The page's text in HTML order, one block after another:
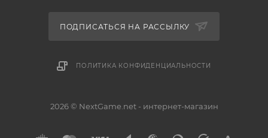
ПОДПИСАТЬСЯ НА РАССЫЛКУ
ПОЛИТИКА КОНФИДЕНЦИАЛЬНОСТИ
2026 © NextGame.net - интернет-магазин